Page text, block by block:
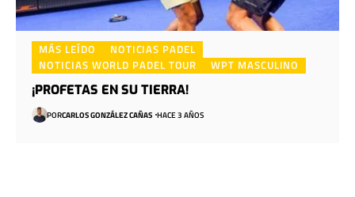
MÁS LEÍDO
NOTICIAS PADEL
NOTICIAS WORLD PADEL TOUR
WPT MASCULINO
¡PROFETAS EN SU TIERRA!
PORCARLOS GONZÁLEZ CAÑAS HACE 3 AÑOS